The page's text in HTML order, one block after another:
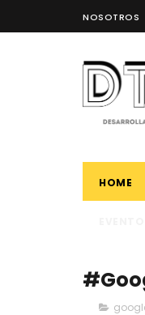
NOSOTROS
HOME